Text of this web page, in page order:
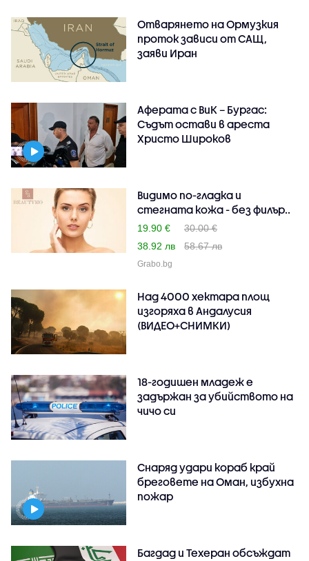
Отварянето на Ормузкия
проток зависи от САЩ,
заяви Иран
Аферата с ВиК – Бургас:
Съдът остави в ареста
Христо Широков
Видимо по-гладка и
стегната кожа - без филър..
19.90 €
30.00 €
38.92 лв
58.67 лв
Grabo.bg
Над 4000 хектара площ
изгоряха в Андалусия
(ВИДЕО+СНИМКИ)
18-годишен младеж е
задържан за убийството на
чичо си
Снаряд удари кораб край
бреговете на Оман, избухна
пожар
Багдад и Техеран обсъждат